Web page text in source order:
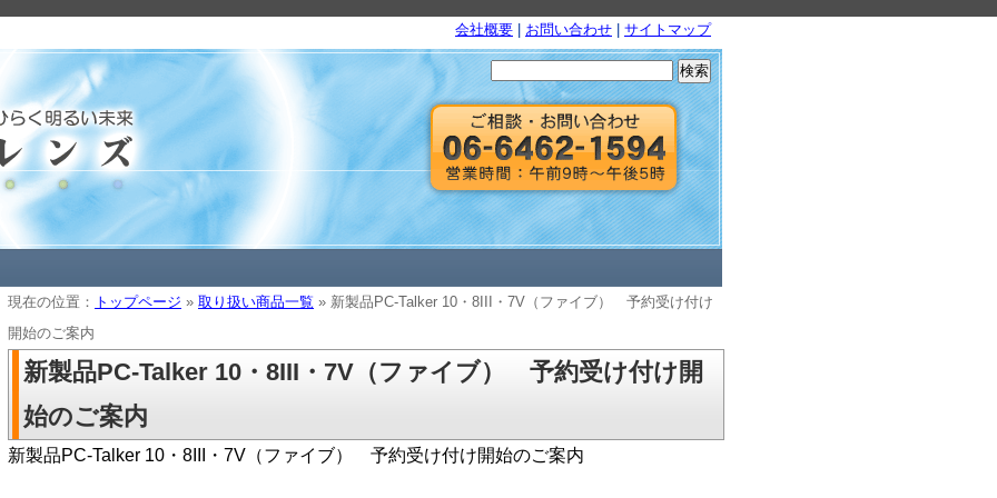
会社概要 お問い合わせ サイトマップ
索:
現在の位置： トップページ » 取り扱い商品一覧 » 新製品PC-Talker 10・8III・7V（ファイブ） 予約受け付け
開始のご案内
新製品PC-Talker 10・8III・7V（ファイブ） 予約受け付け開
始のご案内
新製品PC-Talker 10・8III・7V（ファイブ） 予約受け付け開始のご案内